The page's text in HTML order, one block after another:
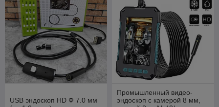
USB эндоскоп HD Ф 7.0 мм
Промышленный видео-
эндоскоп с камерой 8 мм,